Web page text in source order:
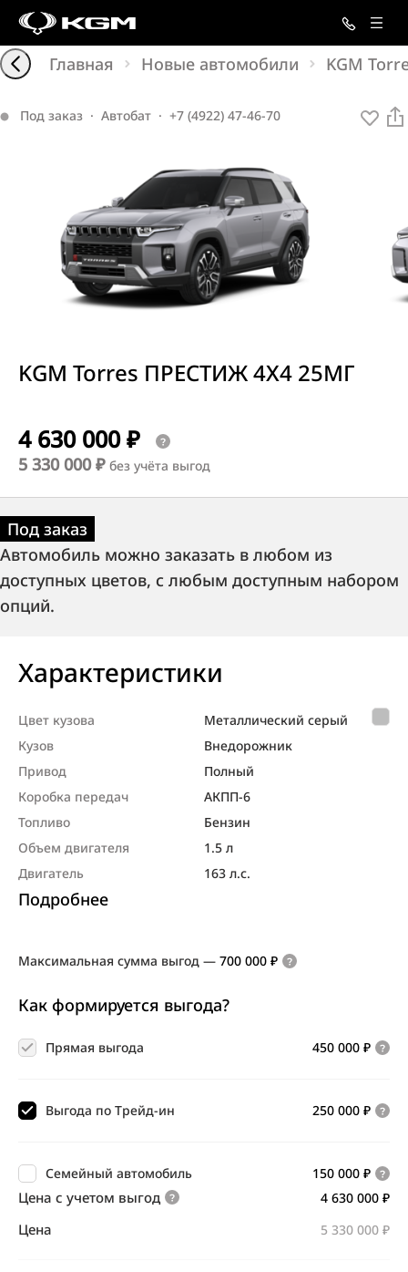
Главная Новые автомобили KGM
Под заказ · Автобат · +7 (4922) 47-46-70
KGM Torres ПРЕСТИЖ 4X4 25МГ
4 630 000 ₽
5 330 000 ₽ без учёта выгод
Под заказ
Автомобиль можно заказать в любом из
доступных цветов, с любым доступным набором
опций.
Характеристики
Цвет кузова
Металлический серый
Кузов
Внедорож­ник
Привод
Полный
Коробка передач
АКПП-6
Топливо
Бензин
Объем двигателя
1.5 л
Двигатель
163 л.с.
Подробнее
Максимальная сумма выгод — 700 000 ₽
Как формируется выгода?
450 000 ₽
Прямая выгода
250 000 ₽
Выгода по Трейд-ин
150 000 ₽
Семейный автомобиль
Цена с учетом выгод 4 630 000 ₽
Цена 5 330 000 ₽